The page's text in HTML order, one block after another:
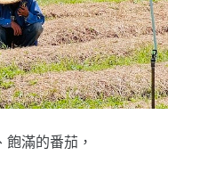
滿的番茄，